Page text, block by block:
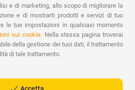
Auto A casa Pappa
Nanna
Abbigliamento Gioco
Gift card
regalo Camerette
Promozioni
Marchi
ASSISTENZA
e di marketing, allo scopo di migliorare la
e di mostrarti prodotti e servizi di tuo
le tue impostazioni in qualsiasi momento
sui cookie.Nella stessa pagina troverai
della gestione dei tuoi dati, il trattamento
di tale trattamento.